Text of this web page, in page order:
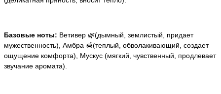
Базовые ноты: Ветивер 🌿(дымный, землистый, придает
мужественность), Амбра 🍯(теплый, обволакивающий, создает
ощущение комфорта), Мускус (мягкий, чувственный, продлевает
звучание аромата).